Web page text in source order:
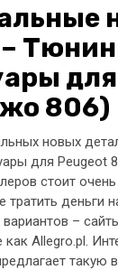
806)
новых
для Peugeot
стоит
тратить деньги
–
как Allegro.pl.
такую